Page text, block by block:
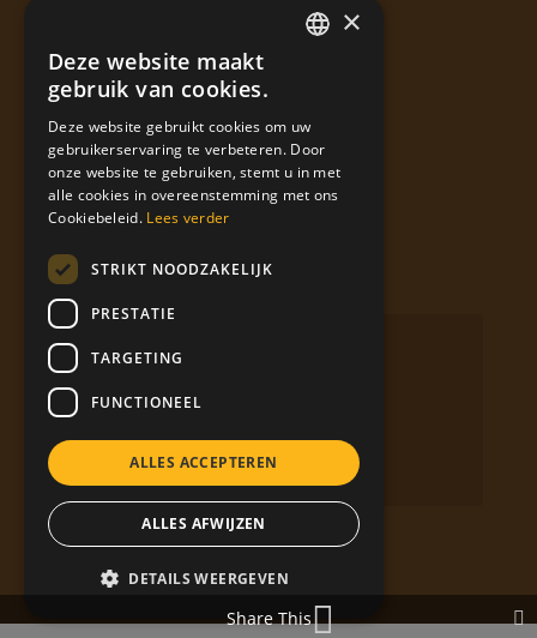
Labels
Volg Bierolade op social media
LinkedIn
Share This
FRENCH
×
Deze website maakt
gebruik van cookies.
Deze website gebruikt cookies om uw
gebruikerservaring te verbeteren. Door
onze website te gebruiken, stemt u in met
alle cookies in overeenstemming met ons
Cookiebeleid. Lees verder
STRIKT NOODZAKELIJK
PRESTATIE
TARGETING
FUNCTIONEEL
ALLES ACCEPTEREN
ALLES AFWIJZEN
DETAILS WEERGEVEN